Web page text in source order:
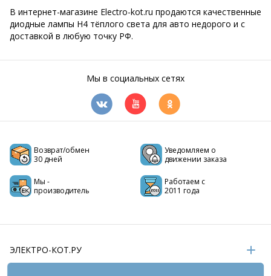
В интернет-магазине Electro-kot.ru продаются качественные
диодные лампы Н4 тёплого света для авто недорого и с
доставкой в любую точку РФ.
Мы в социальных сетях
Возврат/обмен
30 дней
Уведомляем о
движении заказа
Мы -
производитель
Работаем с
2011 года
ЭЛЕКТРО-КОТ.РУ